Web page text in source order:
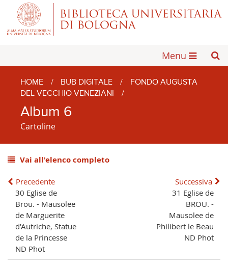
Menu
HOME / BUB DIGITALE /
FONDO AUGUSTA
DEL VECCHIO VENEZIANI
/
Album 6
Cartoline
Vai all'elenco completo
Precedente
30 Eglise de
Brou. - Mausolee
de Marguerite
d'Autriche, Statue
de la Princesse
ND Phot
Successiva
31 Eglise de
BROU. -
Mausolee de
Philibert le Beau
ND Phot